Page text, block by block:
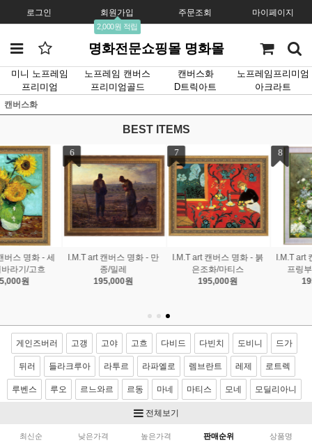
로그인 회원가입
2,000원 적립
주문조회 마이페이지
명화전문쇼핑몰 명화몰
미니 노프레임 노프레임 캔버스 캔버스화
노프레임프리미엄
프리미엄
프리미엄골드 D트릭아트 아크라트
캔버스화
BEST ITEMS
7
I.M.T art 캔버스 명화 - 붉
은조화/마티스
I.M.T art 캔버스 명화 - 스
프링부케/르느와르
I.M.T art 캔버스 명화 - 화
가의 정원/모네
게인즈버러 고갱 고야 고흐 다비드 다빈치 도비니 드가
뒤러 들라크루아 라투르 라파엘로 렘브란트 레제 로트렉
루벤스 루오 르느와르 르동 마네 마티스 모네 모딜리아니
미켈란젤로
벨라스케스 보티첼리 부셰 브론치노 브뢰겔 사전트
전체보기
최신순 낮은가격 높은가격 판매순위 상품명